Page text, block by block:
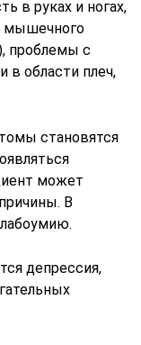
в руках и ногах,
мышечного
проблемы с
в области плеч,
становятся
может
В
депрессия,